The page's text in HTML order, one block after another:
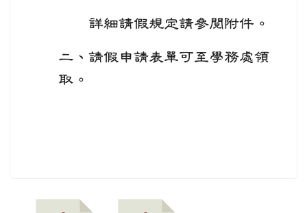
詳細請假規定請參閱附件。
二、請假申請表單可至學務處領
取。